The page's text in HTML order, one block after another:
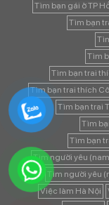
Tìm bạn gái ở TP
Tìm bạn
Tìm
Tìm bạn trai
Tìm bạn trai thích
Tìm bạn trai
Tìm
Tìm bạn
Tìm người yêu
Tìm người yêu
Việc làm Hà Nội